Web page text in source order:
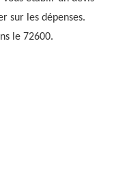
sur les dépenses.
le 72600.